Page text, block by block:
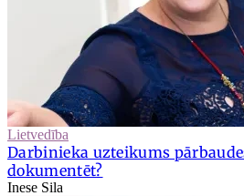
Lietvedība
Darbinieka uzteikums
dokumentēt?
Inese Sila